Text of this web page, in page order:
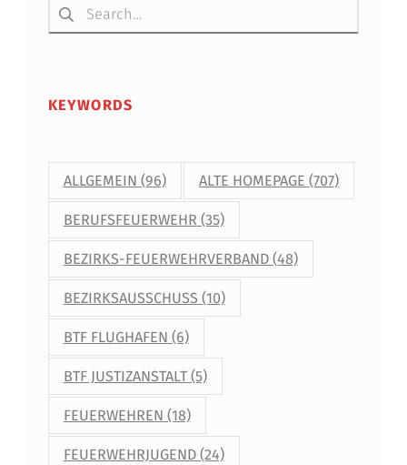
KEYWORDS
ALLGEMEIN (96) ALTE HOMEPAGE (707)
BERUFSFEUERWEHR (35)
BEZIRKS-FEUERWEHRVERBAND(48)
BEZIRKSAUSSCHUSS (10)
BTF FLUGHAFEN (6)
BTF JUSTIZANSTALT(5)
FEUERWEHREN (18)
FEUERWEHRJUGEND(24)